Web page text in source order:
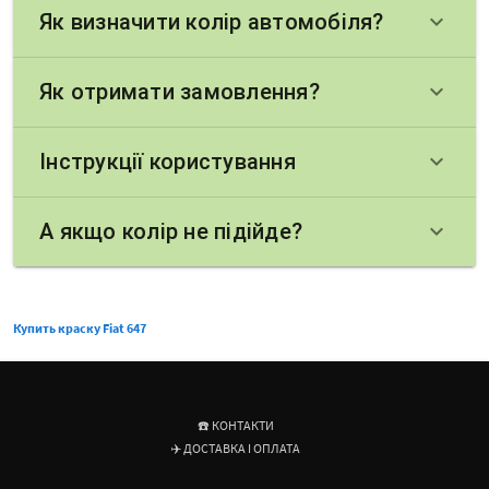
Як визначити колір автомобіля? keyboard_arrow_down
Як отримати замовлення? keyboard_arrow_down
Інструкції користування keyboard_arrow_down
А якщо колір не підійде? keyboard_arrow_down
Купить краску Fiat 647
☎️ КОНТАКТИ
✈️ ДОСТАВКА І ОПЛАТА